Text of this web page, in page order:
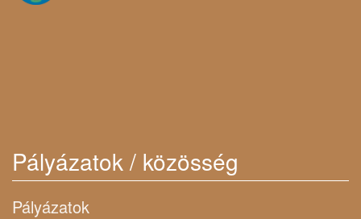
Pályázatok / közösség
Pályázatok